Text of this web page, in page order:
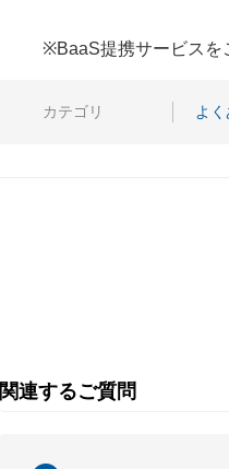
※BaaS提携サービスを
カテゴリ よ
関連するご質問